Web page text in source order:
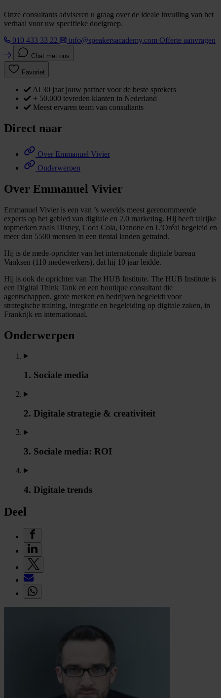
Onze consultants adviseren u graag over de ideale invulling van het
verhaal voor uw specifieke doelgroep.
010 433 33 22
info@speakersacademy.com Offerte aanvragen
Chat met ons
Favoriet
Al 30 jaar jouw partner voor de beste sprekers
+ 50.000 tevreden klanten in Nederland
Meest ervaren team van consultants
Direct naar
Over Emmanuel Vivier
Onderwerpen
Over Emmanuel Vivier
Emmanuel Vivier is een van ’s werelds meest gerenommeerde
experts op het gebied van digitale en 2.0 marketing. Hij heeft talrijke
topmerken zoals Disney, Coca Cola, Danone en L’Oréal begeleid en
meer dan 5500 mensen in een tiental landen getraind.
Hij is de mede-oprichter van het internationale digitale bureau
Vanksen (110 medewerkers), dat hij 10 jaar leidde.
Hij is ook de oprichter van The HUB Institute. The HUB Institute is
een Digital Think Tank en een boutique consultant die
agentschappen, grote merken en bedrijven begeleidt voor
strategische training, integratie en begeleiding op digitale zaken, in
Frankrijk en internationaal.
Onderwerpen
1. Sociale media
2. Digitale strategie & creativiteit
3. Sociale media: ROI
4. Digitale trends
Deel